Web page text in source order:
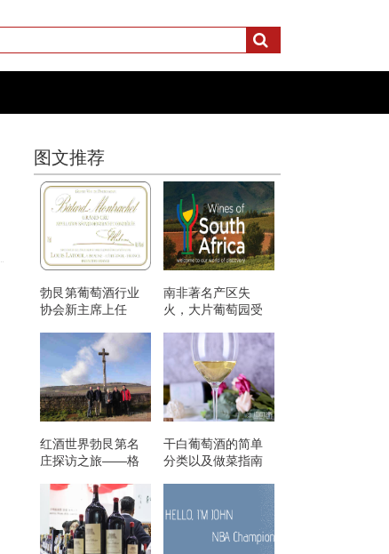
图文推荐
勃艮第葡萄酒行业
协会新主席上任
南非著名产区失
火，大片葡萄园受
红酒世界勃艮第名
庄探访之旅——格
干白葡萄酒的简单
分类以及做菜指南